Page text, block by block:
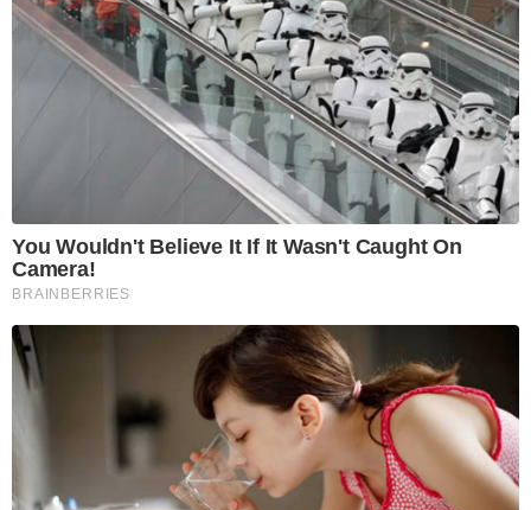
You Wouldn't Believe It If It Wasn't Caught On
Camera!
BRAINBERRIES